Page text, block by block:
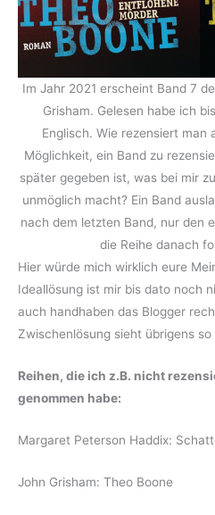
Im Jahr 2021 erscheint Band 7
Grisham. Gelesen habe ich
Englisch. Wie rezensiert man
Möglichkeit, ein Band zu
später gegeben ist, was bei mir
unmöglich macht? Ein Band
nach dem letzten Band, nur den
die Reihe danach
Hier würde mich wirklich eure
Ideallösung ist mir bis dato noch
auch handhaben das Blogger
Zwischenlösung sieht übrigens so
Reihen, die ich z.B. nicht
genommen habe:
Margaret Peterson Haddix:
John Grisham: Theo Boone